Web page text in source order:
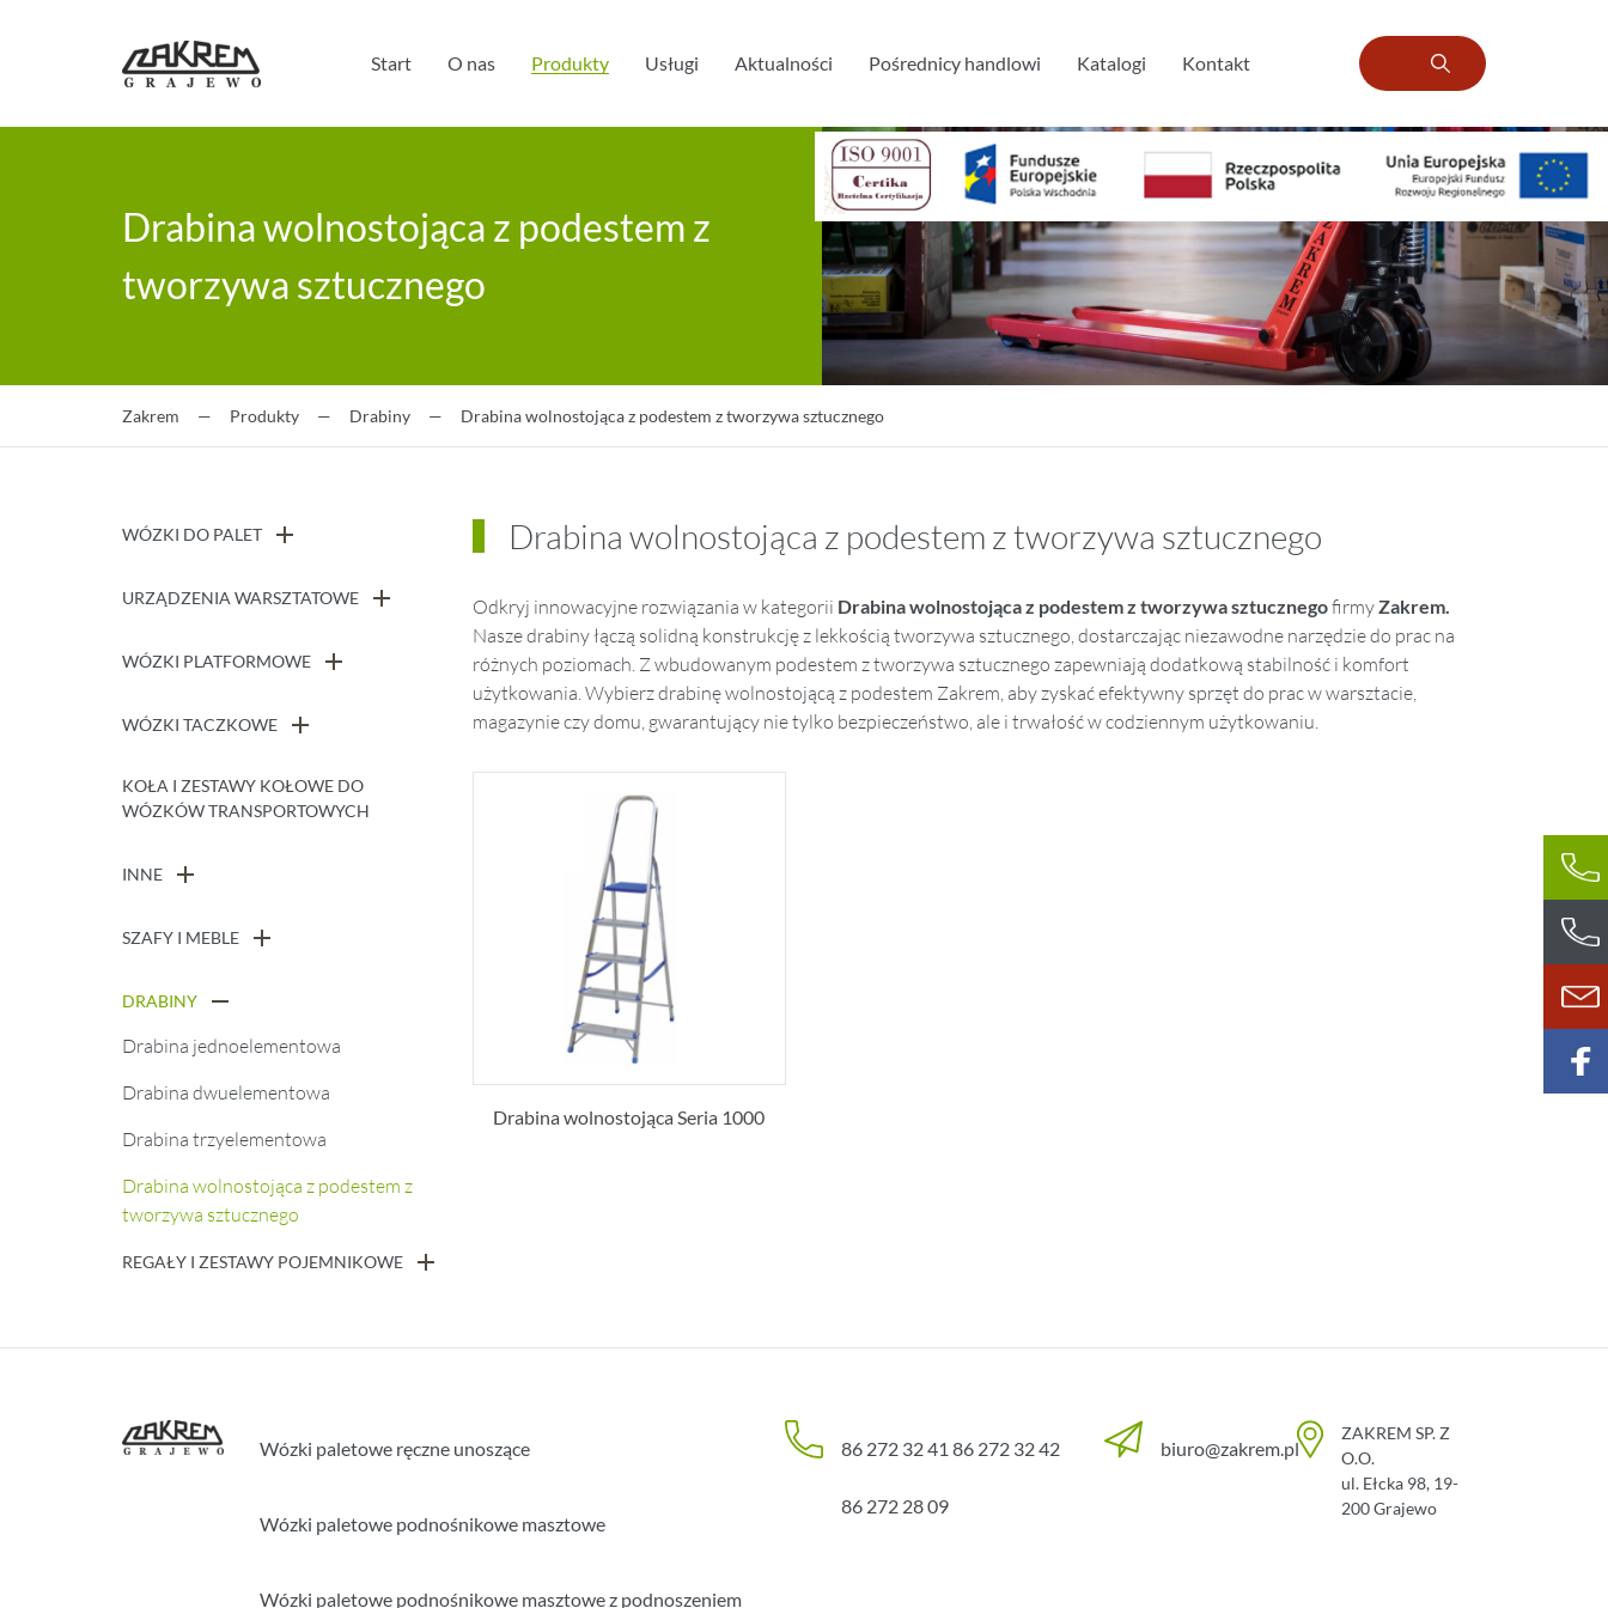
Start O nas Produkty Usługi Aktualności Pośrednicy handlowi Katalogi Kontakt
Drabina wolnostojąca z podestem z
tworzywa sztucznego
Zakrem — Produkty — Drabiny — Drabina wolnostojąca z podestem z tworzywa sztucznego
WÓZKI DO PALET
URZĄDZENIA WARSZTATOWE
WÓZKI PLATFORMOWE
WÓZKI TACZKOWE
KOŁA I ZESTAWY KOŁOWE DO
WÓZKÓW TRANSPORTOWYCH
INNE
SZAFY I MEBLE
DRABINY
Drabina jednoelementowa
Drabina dwuelementowa
Drabina trzyelementowa
Drabina wolnostojąca z podestem z
tworzywa sztucznego
REGAŁY I ZESTAWY POJEMNIKOWE
Drabina wolnostojąca z podestem z tworzywa sztucznego
Odkryj innowacyjne rozwiązania w kategorii Drabina wolnostojącaz podestem z tworzywa sztucznegofirmyZakrem.
Nasze drabiny łączą solidną konstrukcję z lekkością tworzywa sztucznego, dostarczając niezawodne narzędzie do prac na
różnych poziomach. Z wbudowanym podestem z tworzywa sztucznego zapewniają dodatkową stabilność i komfort
użytkowania. Wybierz drabinę wolnostojącą z podestem Zakrem, aby zyskać efektywny sprzęt do prac w warsztacie,
magazynie czy domu, gwarantujący nie tylko bezpieczeństwo, ale i trwałość w codziennym użytkowaniu.
Drabina wolnostojąca Seria 1000
Wózki paletowe ręczne unoszące
Wózki paletowe podnośnikowe masztowe
Wózki paletowe podnośnikowe masztowe z podnoszeniem
86 272 32 41 86 272 32 42
86 272 28 09
biuro@zakrem.pl
ZAKREM SP. Z
O.O.
ul. Ełcka 98, 19-
200Grajewo